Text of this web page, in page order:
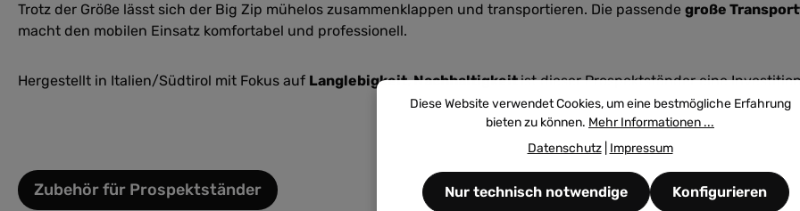
Trotz der Größe lässt sich der Big Zip mühelos zusammenklappen und transportieren. Die passende große
macht den mobilen Einsatz komfortabel und professionell.
Hergestellt in Italien/Südtirol mit Fokus auf Langlebigkeit, Nachhaltigkeitist dieser Prospektständer eine
Zubehör für Prospektständer
Diese Website verwendet Cookies, um eine bestmögliche Erfahrung
bieten zu können. Mehr Informationen ...
Datenschutz| Impressum
Nur technisch notwendige Konfigurieren